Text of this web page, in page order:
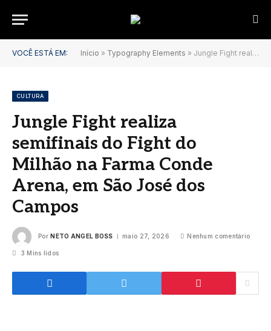
VOCÊ ESTÁ EM: Início » Typography Elements » Jungle Fight realiza semifinais do Fight do Milhão na Farma Conde Arena, em São José dos Campos
CULTURA
Jungle Fight realiza
semifinais do Fight do
Milhão na Farma Conde
Arena, em São José dos
Campos
Por NETO ANGEL BOSS maio 27, 2026 Nenhum comentário
3 Mins lidos